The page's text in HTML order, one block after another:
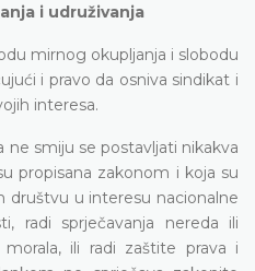
i udruživanja
mirnog okupljanja i slobodu
i pravo da osniva sindikat i
interesa.
smiju se postavljati nikakva
propisana zakonom i koja su
društvu u interesu nacionalne
radi sprječavanja nereda ili
ili radi zaštite prava i